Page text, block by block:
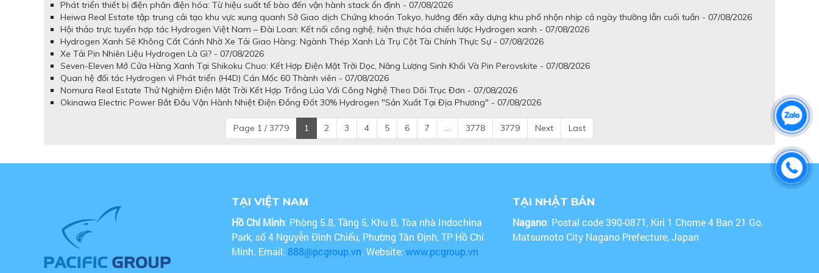
Phát triển thiết bị điện phân điện hóa: Từ hiệu suất tế bào đến vận hành stack ổn định - 07/08/2026
Heiwa Real Estate tập trung cải tạo khu vực xung quanh Sở Giao dịch Chứng khoán Tokyo, hướng đến xây dựng khu phố nhộn nhịp cả ngày thường lẫn cuối tuần - 07/08/2026
Hội thảo trực tuyến hợp tác Hydrogen Việt Nam – Đài Loan: Kết nối công nghệ, hiện thực hóa chiến lược Hydrogen xanh - 07/08/2026
Hydrogen Xanh Sẽ Không Cất Cánh Nhờ Xe Tải Giao Hàng: Ngành Thép Xanh Là Trụ Cột Tài Chính Thực Sự - 07/08/2026
Xe Tải Pin Nhiên Liệu Hydrogen Là Gì? - 07/08/2026
Seven-Eleven Mở Cửa Hàng Xanh Tại Shikoku Chuo: Kết Hợp Điện Mặt Trời Dọc, Năng Lượng Sinh Khối Và Pin Perovskite - 07/08/2026
Quan hệ đối tác Hydrogen vì Phát triển (H4D) Cán Mốc 60 Thành viên - 07/08/2026
Nomura Real Estate Thử Nghiệm Điện Mặt Trời Kết Hợp Trồng Lúa Với Công Nghệ Theo Dõi Trục Đơn - 07/08/2026
Okinawa Electric Power Bắt Đầu Vận Hành Nhiệt Điện Đồng Đốt 30% Hydrogen "Sản Xuất Tại Địa Phương" - 07/08/2026
Page 1 / 3779 1 2 3 4 5 6 7 ... 3778 3779 Next Last
TẠI VIỆT NAM
Hồ Chí Minh: Phòng 5.8, Tầng 5, Khu B, Tòa nhà Indochina
Park, số 4 Nguyễn Đình Chiểu, Phường Tân Định, TP Hồ Chí
Minh. Email: 888@pcgroup.vn. Website: www.pcgroup.vn
TẠI NHẬT BẢN
Nagano: Postal code 390-0871, Kiri 1 Chome 4 Ban 21 Go,
Matsumoto City Nagano Prefecture, Japan